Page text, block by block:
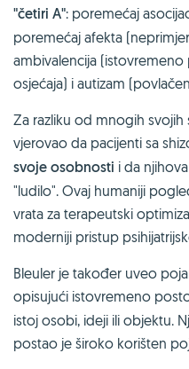
"četiri A": poremećaj
poremećaj afekta
ambivalencija
osjećaja) i autizam
Za razliku od mnogih svojih
vjerovao da pacijenti sa
svoje osobnosti i da
"ludilo". Ovaj humaniji
vrata za terapeutski
moderniji pristup
Bleuler je također uveo
opisujući istovremeno
istoj osobi, ideji ili objektu.
postao je široko korišten